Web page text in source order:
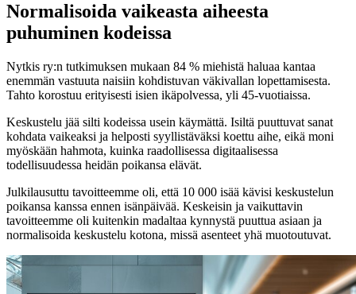
Normalisoida vaikeasta aiheesta
puhuminen kodeissa
Nytkis ry:n tutkimuksen mukaan 84 % miehistä haluaa kantaa
enemmän vastuuta naisiin kohdistuvan väkivallan lopettamisesta.
Tahto korostuu erityisesti isien ikäpolvessa, yli 45-vuotiaissa.
Keskustelu jää silti kodeissa usein käymättä. Isiltä puuttuvat sanat
kohdata vaikeaksi ja helposti syyllistäväksi koettu aihe, eikä moni
myöskään hahmota, kuinka raadollisessa digitaalisessa
todellisuudessa heidän poikansa elävät.
Julkilausuttu tavoitteemme oli, että 10 000 isää kävisi keskustelun
poikansa kanssa ennen isänpäivää. Keskeisin ja vaikuttavin
tavoitteemme oli kuitenkin madaltaa kynnystä puuttua asiaan ja
normalisoida keskustelu kotona, missä asenteet yhä muotoutuvat.